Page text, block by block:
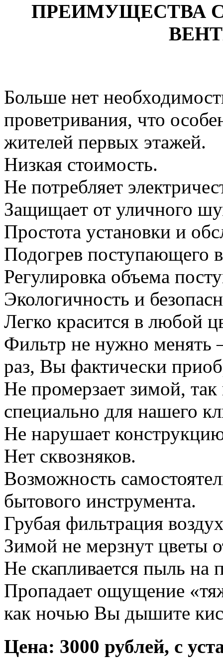
ПРЕИМУЩЕСТВА
Больше нет
проветривания, что
жителей первых этажей.
Низкая стоимость.
Не потребляет
Защищает от уличного
Простота установки и
Подогрев поступающего
Регулировка объема
Экологичность и
Легко красится в любой
Фильтр не нужно менять
раз, Вы фактически
Не промерзает зимой,
специально для нашего
Не нарушает
Нет сквозняков.
Возможность
бытового инструмента.
Грубая фильтрация
Зимой не мерзнут цветы
Не скапливается пыль на
Пропадает ощущение
как ночью Вы дышите
Цена: 3000 рублей, с